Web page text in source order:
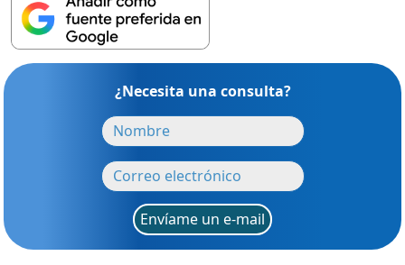
¿Necesita una consulta?
Envíame un e-mail